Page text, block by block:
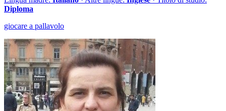
Diploma
giocare a pallavolo